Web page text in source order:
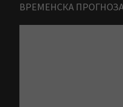
ВРЕМЕНСКА